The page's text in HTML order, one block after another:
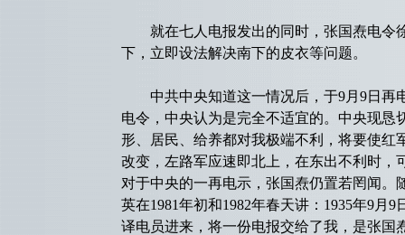
就在七人电报发出的同时，张国焘电令
下，立即设法解决南下的皮衣等问题。
中共中央知道这一情况后，于9月9日再
电令，中央认为是完全不适宜的。中央现
形、居民、给养都对我极端不利，将要使红
改变，左路军应速即北上，在东出不利时，
对于中央的一再电示，张国焘仍置若罔闻
英在1981年初和1982年春天讲：1935年9月
译电员进来，将一份电报交给了我，是张国